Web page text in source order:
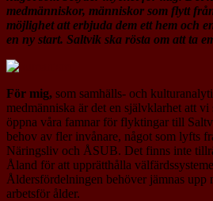
medmänniskor, människor som flytt
möjlighet att erbjuda dem ett hem och
en ny start. Saltvik ska rösta om att ta
För mig, som samhälls- och
medmänniska är det en självklarhet att
öppna våra famnar för flyktingar till
behov av fler invånare, något som lyfts
Näringsliv och ÅSUB. Det finns inte
Åland för att upprätthålla
Åldersfördelningen behöver jämnas upp
arbetsför ålder.